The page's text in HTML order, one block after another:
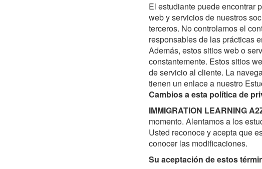
El estudiante puede encontrar
web y servicios de nuestros
terceros. No controlamos el
responsables de las prácticas
Además, estos sitios web o
constantemente. Estos sitios
de servicio al cliente. La
tienen un enlace a nuestro
Cambios a esta política de
IMMIGRATION LEARNING
momento. Alentamos a los
Usted reconoce y acepta que
conocer las modificaciones.
Su aceptación de estos